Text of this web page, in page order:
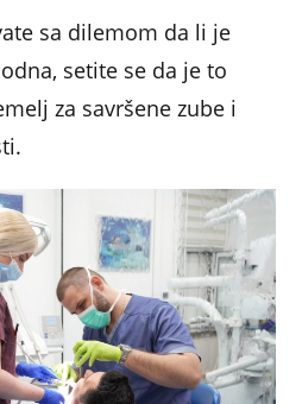
sa dilemom da li je
setite se da je to
za savršene zube i